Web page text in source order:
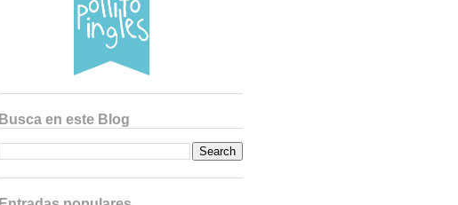
Busca en este Blog